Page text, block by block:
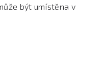
být umístěna v